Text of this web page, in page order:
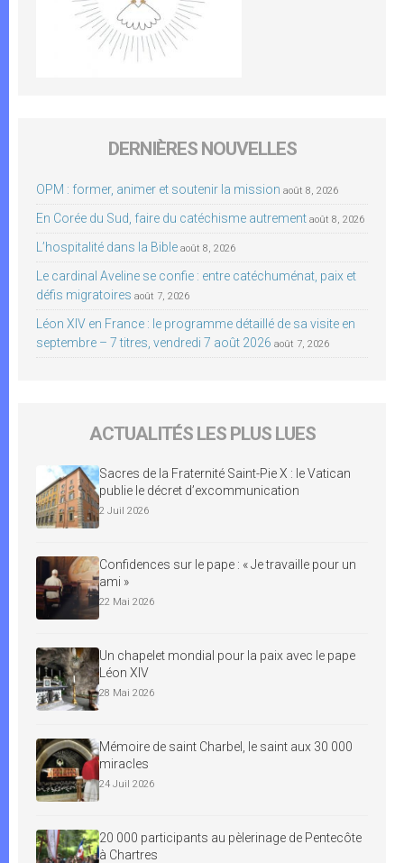
DERNIÈRES NOUVELLES
OPM : former, animer et soutenir la mission août 8, 2026
En Corée du Sud, faire du catéchisme autrement août 8, 2026
L’hospitalité dans la Bible août 8, 2026
Le cardinal Aveline se confie : entre catéchuménat, paix et
défis migratoires août 7, 2026
Léon XIV en France : le programme détaillé de sa visite en
septembre – 7 titres, vendredi 7 août 2026 août 7, 2026
ACTUALITÉS LES PLUS LUES
Sacres de la Fraternité Saint-Pie X : le Vatican
publie le décret d’excommunication
2 Juil 2026
Confidences sur le pape : « Je travaille pour un
ami »
22 Mai 2026
Un chapelet mondial pour la paix avec le pape
Léon XIV
28 Mai 2026
Mémoire de saint Charbel, le saint aux 30 000
miracles
24 Juil 2026
20 000 participants au pèlerinage de Pentecôte
à Chartres